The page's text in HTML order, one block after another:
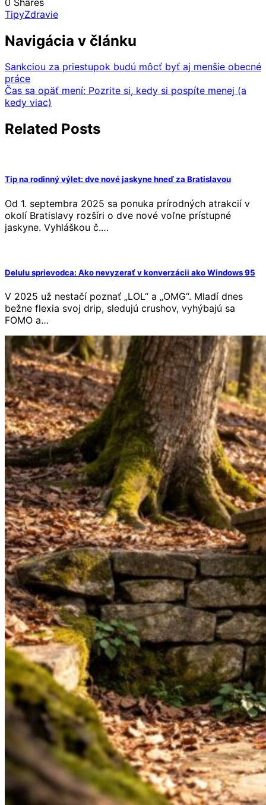
TipyZdravie
Navigácia v článku
Sankciou za priestupok budú môcť byť aj menšie obecné
práce
Čas sa opäť mení: Pozrite si, kedy si pospíte menej (a
kedy viac)
Related Posts
Tip na rodinný výlet: dve nové jaskyne hneď za Bratislavou
Od 1. septembra 2025 sa ponuka prírodných atrakcií v
okolí Bratislavy rozšíri o dve nové voľne prístupné
jaskyne. Vyhláškou č.…
Delulu sprievodca: Ako nevyzerať v konverzácii ako Windows 95
V 2025 už nestačí poznať „LOL“ a „OMG“. Mladí dnes
bežne flexia svoj drip, sledujú crushov, vyhýbajú sa
FOMO a…